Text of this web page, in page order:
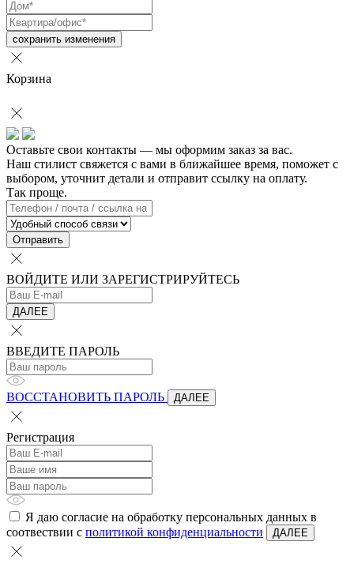
сохранить изменения
Корзина
Оставьте свои контакты — мы оформим заказ за вас.
Наш стилист свяжется с вами в ближайшее время, поможет с
выбором, уточнит детали и отправит ссылку на оплату.
Так проще.
Отправить
ВОЙДИТЕ ИЛИ ЗАРЕГИСТРИРУЙТЕСЬ
ДАЛЕЕ
ВВЕДИТЕ ПАРОЛЬ
ВОССТАНОВИТЬ ПАРОЛЬ ДАЛЕЕ
Регистрация
Я даю согласие на обработку персональных данных в
соотвествии с политикой конфиденциальности ДАЛЕЕ